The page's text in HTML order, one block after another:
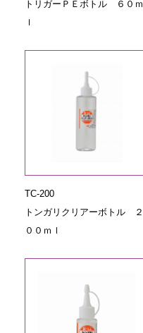
トリガーＰＥボトル ６０ｍ
ｌ
TC-200
トンガリクリアーボトル ２
００ｍｌ